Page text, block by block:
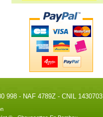
998 - NAF 4789Z - CNIL 1430703